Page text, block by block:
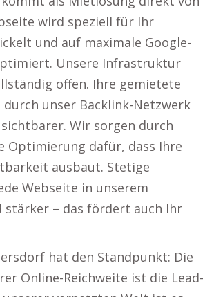
wird speziell für Ihr
und auf maximale Google-
Unsere Infrastruktur
offen. Ihre gemietete
unser Backlink-Netzwerk
Wir sorgen durch
Optimierung dafür, dass Ihre
ausbaut. Stetige
Webseite in unserem
stärker – das fördert auch Ihr
hat den Standpunkt: Die
Online-Reichweite ist die Lead-